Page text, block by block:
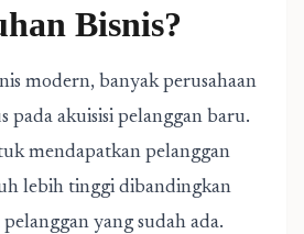
Bisnis?
modern, banyak perusahaan
pada akuisisi pelanggan baru.
mendapatkan pelanggan
lebih tinggi dibandingkan
yang sudah ada.